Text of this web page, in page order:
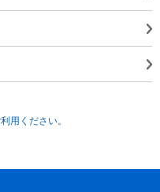
用ください。